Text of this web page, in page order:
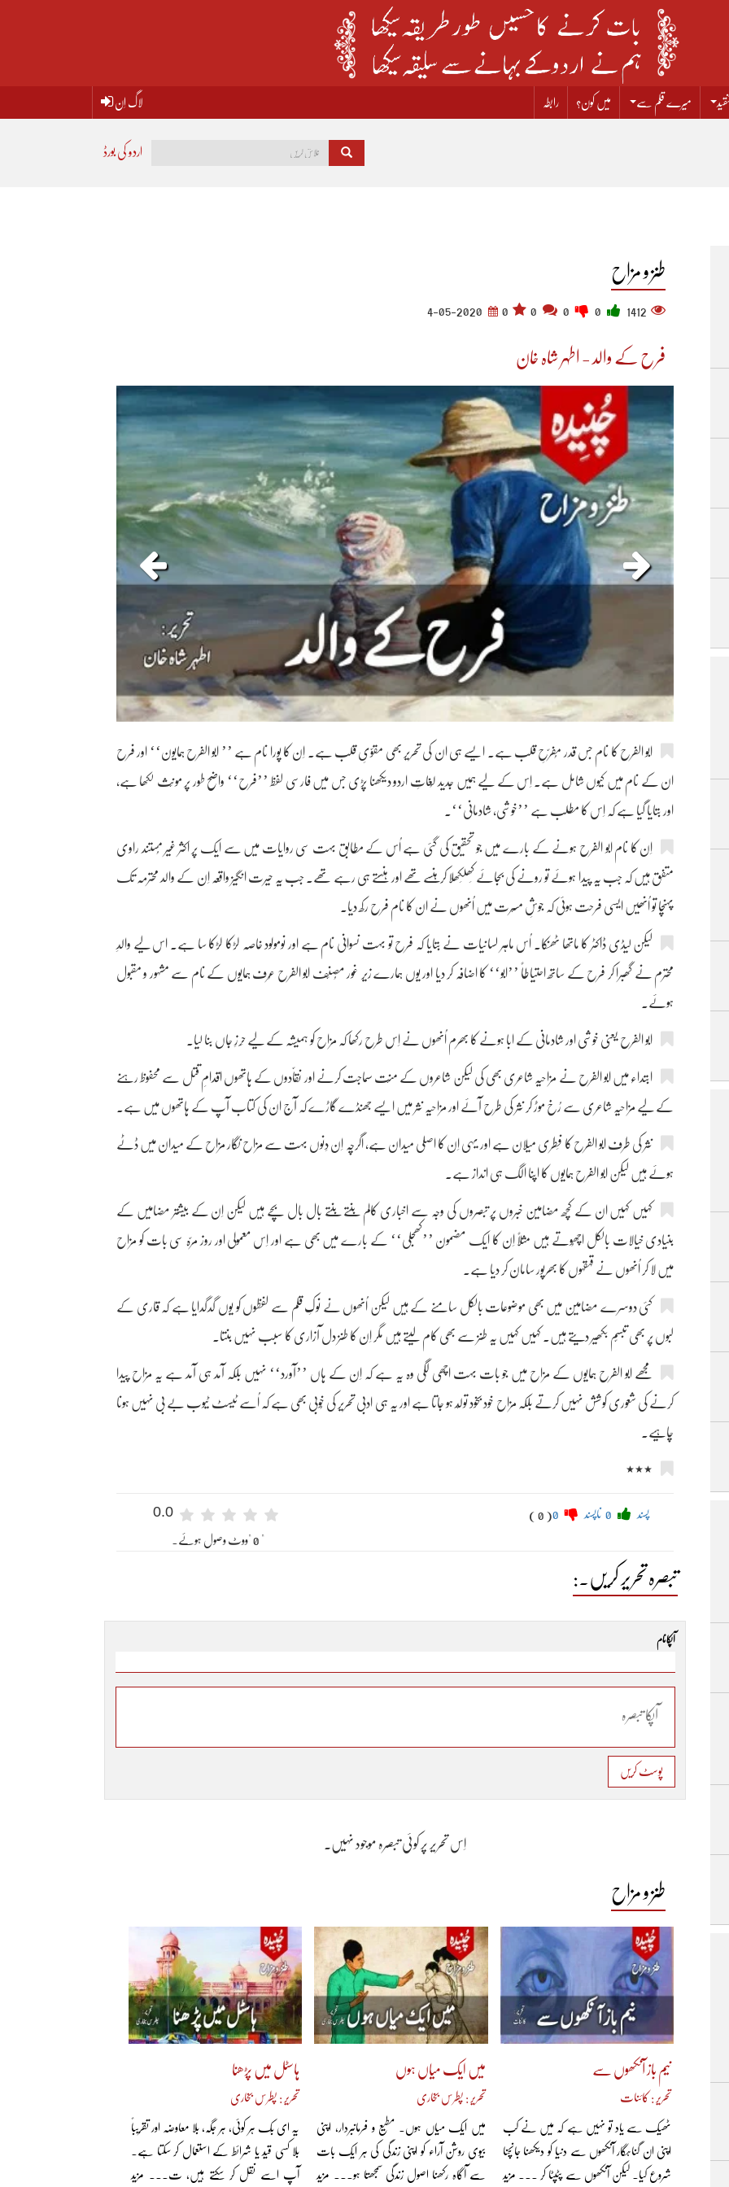
میرے قلم سے میں کون؟ رابطہ لاگ اِن
اردو کی بورڈ
طنز و مزاح
1412
0
4-05-2020
فرح کے والد - اطہر شاہ خان
ابو الفرح کا نام جس قدر مُفرّحِ قلب ہے۔ ایسے ہی ان کی تحریر بھی مقوّیِ قلب ہے۔ اِن کا پورا نام ہے ’’ ابو الفرح ہمایون‘‘ اور فرح
ان کے نام میں کیوں شامل ہے۔ اِس کے لیے ہمیں جدید لُغاتِ اردو دیکھنا پڑی جس میں فارسی لفظ ’’فرح‘‘ واضح طور پر مونّث لکھا ہے،
اور بتایا گیا ہے کہ اِس کا مطلب ہے ’’خوشی، شادمانی‘‘۔
اِن کا نام ابو الفرح ہونے کے بارے میں جو تحقیق کی گئی ہے اُس کے مطابق بہت سی روایات میں سے ایک پر اکثر غیر مُستند راوی
متفق ہیں کہ جب یہ پیدا ہوئے تو رونے کی بجائے کِھلِکھلا کر ہنسے تھے اور ہنستے ہی رہے تھے۔ جب یہ حیرت انگیز واقعہ اِن کے والد محترمہ تک
پہنچا تو اُنھیں ایسی فرحت ہوئی کہ جوشِ مسّرت میں اُنھوں نے ان کا نام فرح رکھ دیا۔
لیکن لیڈی ڈاکٹر کا ماتھا ٹھنکا۔ اُس ماہر لسانیات نے بتایا کہ فرح تو بہت نسوانی نام ہے اور نومولود خاصہ لڑکا لڑکا سا ہے۔ اس لیے والدِ
محترم نے گھبرا کر فرح کے ساتھ احتیاطاً ’’ابو‘‘ کا اضافہ کر دیا اور یوں ہمارے زیر غور مُصنّف ابو الفرح عُرف ہمایوں کے نام سے مشہور و مقبول
ہوئے۔
ابو الفرح یعنی خوشی اور شادمانی کے ابا ہونے کا بھرم اُنھوں نے اِس طرح رکھا کہ مزاح کو ہمیشہ کے لیے حِرزِ جاں بنا لیا۔
ابتداء میں ابو الفرح نے مزاحیہ شاعری بھی کی لیکن شاعروں کے منّت سماجت کرنے اور نقاّدوں کے ہاتھوں اقدامِ قتل سے محفوظ رہنے
کے لیے مزاحیہ شاعری سے رُخ موڑ کر نثر کی طرح آئے اور مزاحیہ نثر میں ایسے جھنڈے گاڑے کہ آج ان کی کتاب آپ کے ہاتھوں میں ہے۔
نثر کی طرف ابو الفرح کا فِطری میلان ہے اور یہی اِن کا اصلی میدان ہے، اگرچہ اِن دِنوں بہت سے مزاح نگار مزاح کے میدان میں ڈٹے
ہوئے ہیں لیکن ابو الفرح ہمایوں کا اپنا الگ ہی انداز ہے۔
کہیں کہیں ان کے کچھ مضامین خبروں پر تبصروں کی وجہ سے اخباری کالم بنتے بنتے بال بال بچے ہیں لیکن اِن کے بیشتر مضامیں کے
بنیادی خیالات بالکل اچھُوتے ہیں مثلاً اِن کا ایک مضمون ’’کھجلی‘‘ کے بارے میں بھی ہے اور اِس معمولی اور روز مرّہ سی بات کو مزاح
میں لا کر اُنھوں نے قہقہوں کا بھرپور سامان کر دیا ہے۔
کئی دوسرے مضامین میں بھی موضوعات بالکل سامنے کے ہیں لیکن اُنھوں نے نوکِ قلم سے لفظوں کو یوں گدگدایا ہے کہ قاری کے
لبوں پر بھی تبسّم بکھیر دیتے ہیں۔ کہیں کہیں یہ طنز سے بھی کام لیتے ہیں مگر اِن کا طنز دل آزاری کا سبب نہیں بنتا۔
مجھے ابو الفرح ہمایوں کے مزاح میں جو بات بہت اچھی لگی وہ یہ ہے کہ اِن کے ہاں ’’آورد‘‘ نہیں بلکہ آمد ہی آمد ہے یہ مزاح پیدا
کرنے کی شعوری کوشش نہیں کرتے بلکہ مزاح خود بخود تولّد ہو جاتا ہے اور یہ ہی ادبی تحریر کی خُوبی بھی ہے کہ اُسے ٹیسٹ ٹیوب بے بی نہیں ہونا
چاہیے۔
٭٭٭
0.0
" 0 "ووٹ وصول ہوئے۔
پسند ناپسند ( 0 )
تبصرہ تحریر کریں۔:
آپکا نام
پوسٹ کریں
اِس تحریر پر کوئی تبصرہ موجود نہیں۔
طنز و مزاح
نیم باز آنکھوں سے
تحریر : کائنات
ٹھیک سے یاد تو نہیں ہے کہ میں نے کب
اپنی ان گناہگار آنکھوں سے دنیا کو دیکھنا جانچنا
شروع کیا۔ لیکن آنکھوں سے پٹپٹا کر ... مزید
میں ایک میاں ہوں
تحریر : پطرس بخاری
میں ایک میاں ہوں۔ مطیع و فرمانبردار، اپنی
بیوی روشن آراء کو اپنی زندگی کی ہر ایک بات
سے آگاہ رکھنا اصول زندگی سمجھتا ہو... مزید
ہاسٹل میں پڑھنا
تحریر : پطرس بخاری
یہ ای بُک ہر کوئی، ہر جگہ، بلا معاوضہ اور تقریباً
بلا کسی قید یا شرائط کے استعمال کر سکتا ہے۔
آپ اسے نقل کر سکتے ہیں، ت... مزید